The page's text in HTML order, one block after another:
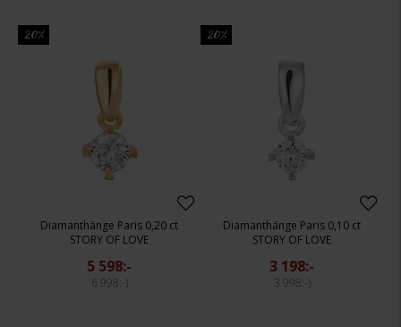
20%
Diamanthänge Paris 0,20 ct
STORY OF LOVE
5 598:-
6 998:-
20%
Diamanthänge Paris 0,10 ct
STORY OF LOVE
3 198:-
3 998:-